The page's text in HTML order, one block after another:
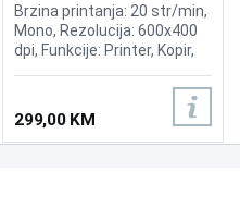
Brzina printanja: 20 str/min,
Mono, Rezolucija: 600x400
dpi, Funkcije: Printer, Kopir,
toner 150A W1500A, BLACK
299,00 KM